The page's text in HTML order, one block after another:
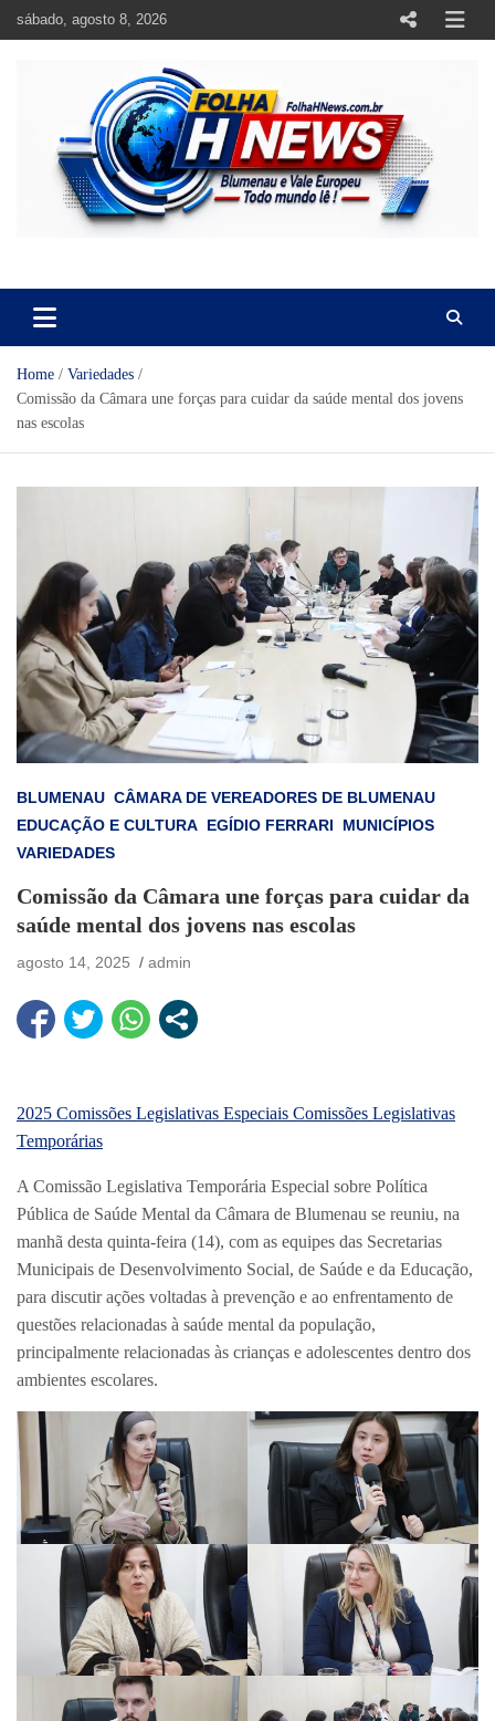
sábado, agosto 8, 2026
Home
Variedades
Comissão da Câmara une forças para cuidar da saúde mental dos jovens
nas escolas
BLUMENAU CÂMARA DE VEREADORES DE BLUMENAU
EDUCAÇÃO E CULTURA EGÍDIO FERRARI
MUNICÍPIOS
VARIEDADES
Comissão da Câmara une forças para cuidar da
saúde mental dos jovens nas escolas
agosto 14, 2025 admin
2025 Comissões Legislativas Especiais Comissões Legislativas
Temporárias
A Comissão Legislativa Temporária Especial sobre Política
Pública de Saúde Mental da Câmara de Blumenau se reuniu, na
manhã desta quinta-feira (14), com as equipes das Secretarias
Municipais de Desenvolvimento Social, de Saúde e da Educação,
para discutir ações voltadas à prevenção e ao enfrentamento de
questões relacionadas à saúde mental da população,
principalmente relacionadas às crianças e adolescentes dentro dos
ambientes escolares.